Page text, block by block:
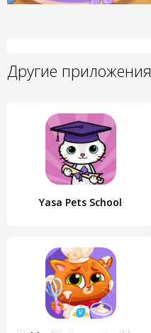
Другие приложения
Yasa Pets School